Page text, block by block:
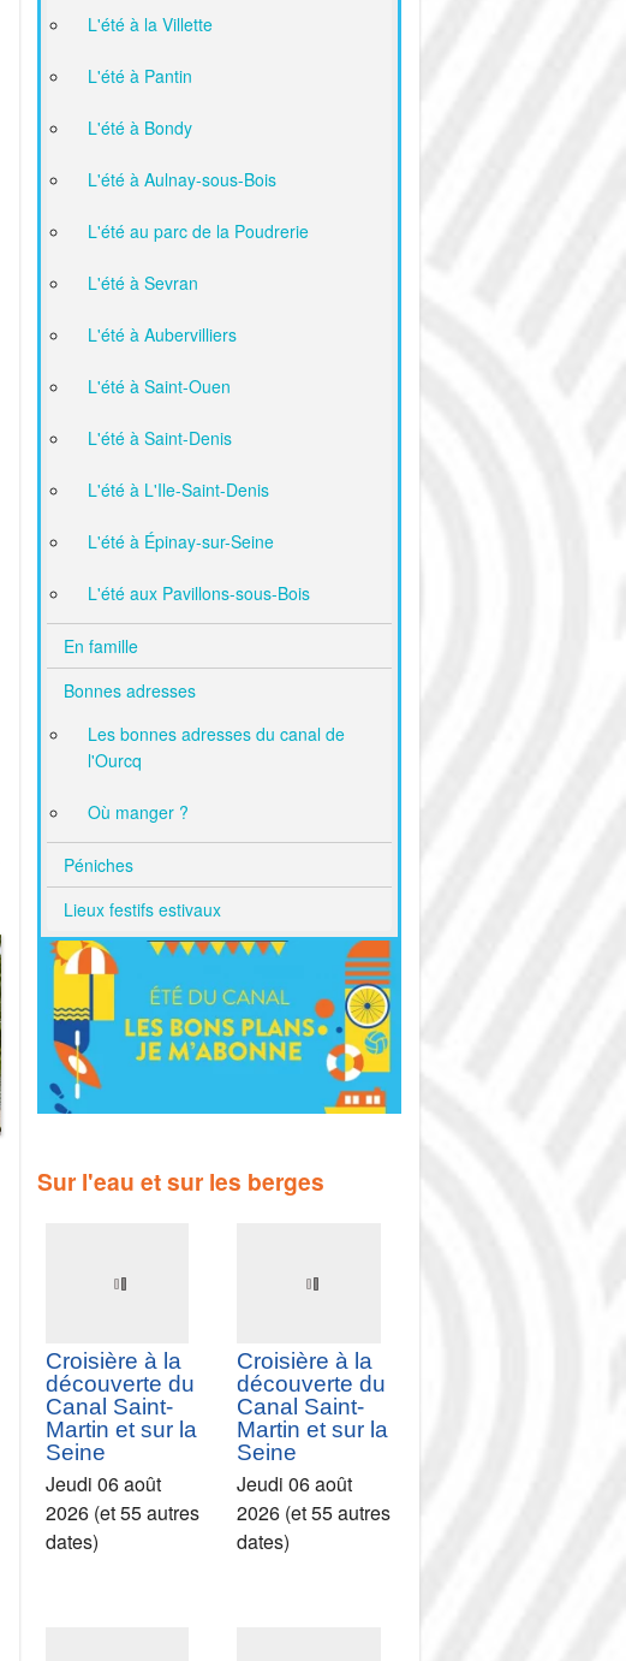
L'été à la Villette
L'été à Pantin
L'été à Bondy
L'été à Aulnay-sous-Bois
L'été au parc de la Poudrerie
L'été à Sevran
L'été à Aubervilliers
L'été à Saint-Ouen
L'été à Saint-Denis
L'été à L'Ile-Saint-Denis
L'été à Épinay-sur-Seine
L'été aux Pavillons-sous-Bois
En famille
Bonnes adresses
Les bonnes adresses du canal de
l'Ourcq
Où manger ?
Péniches
Lieux festifs estivaux
Sur l'eau et sur les berges